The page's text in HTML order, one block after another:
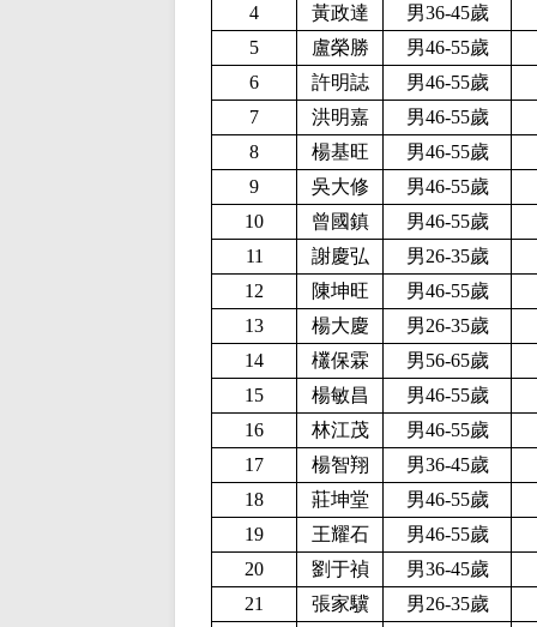
4
黃政達
男36-45歲
5
盧榮勝
男46-55歲
6
許明誌
男46-55歲
7
洪明嘉
男46-55歲
8
楊基旺
男46-55歲
9
吳大修
男46-55歲
10
曾國鎮
男46-55歲
11
謝慶弘
男26-35歲
12
陳坤旺
男46-55歲
13
楊大慶
男26-35歲
14
欉保霖
男56-65歲
15
楊敏昌
男46-55歲
16
林江茂
男46-55歲
17
楊智翔
男36-45歲
18
莊坤堂 男46-55歲
19
王耀石
男46-55歲
20
劉于禎
男36-45歲
21
張家驥
男26-35歲